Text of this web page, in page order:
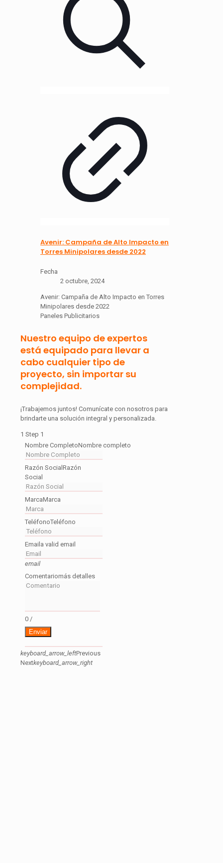
Avenir: Campaña de Alto Impacto en
Torres Minipolares desde 2022
Fecha
2 octubre, 2024
Avenir: Campaña de Alto Impacto en Torres
Minipolares desde 2022
Paneles Publicitarios
Nuestro equipo de expertos
está equipado para llevar a
cabo cualquier tipo de
proyecto, sin importar su
complejidad.
¡Trabajemos juntos! Comunícate con nosotros para
brindarte una solución integral y personalizada.
1 Step 1
Nombre CompletoNombre completo
Razón Social Razón
Social
MarcaMarca
TeléfonoTeléfono
Email a valid email
email
Comentariomás detalles
0 /
Enviar
keyboard_arrow_leftPrevious
Nextkeyboard_arrow_right